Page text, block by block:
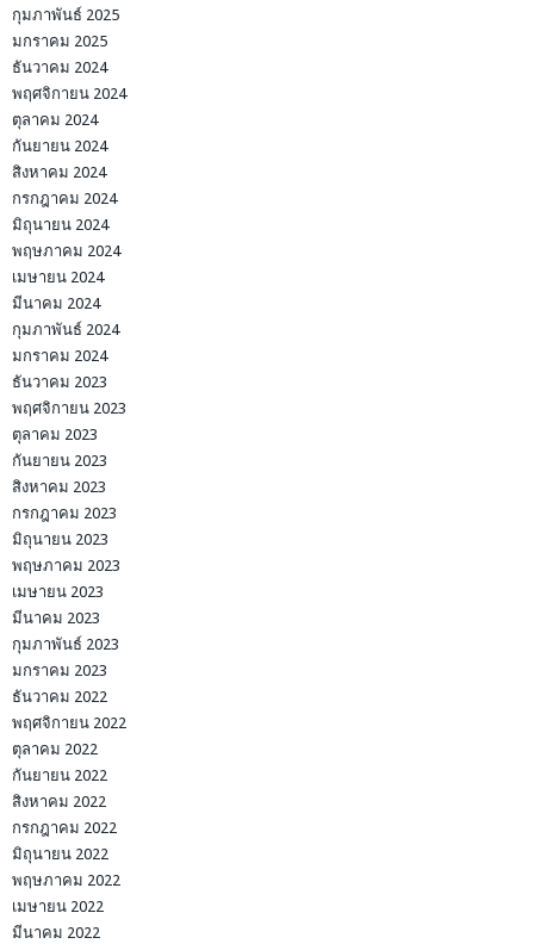
กุมภาพันธ์ 2025
มกราคม 2025
ธันวาคม 2024
พฤศจิกายน 2024
ตุลาคม 2024
กันยายน 2024
สิงหาคม 2024
กรกฎาคม 2024
มิถุนายน 2024
พฤษภาคม 2024
เมษายน 2024
มีนาคม 2024
กุมภาพันธ์ 2024
มกราคม 2024
ธันวาคม 2023
พฤศจิกายน 2023
ตุลาคม 2023
กันยายน 2023
สิงหาคม 2023
กรกฎาคม 2023
มิถุนายน 2023
พฤษภาคม 2023
เมษายน 2023
มีนาคม 2023
กุมภาพันธ์ 2023
มกราคม 2023
ธันวาคม 2022
พฤศจิกายน 2022
ตุลาคม 2022
กันยายน 2022
สิงหาคม 2022
กรกฎาคม 2022
มิถุนายน 2022
พฤษภาคม 2022
เมษายน 2022
มีนาคม 2022